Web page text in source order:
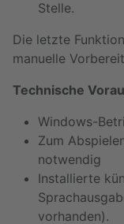
Stelle.
Die letzte
manuelle
Technische
Windows-
Zum
notwendig
Installierte
vorhanden).